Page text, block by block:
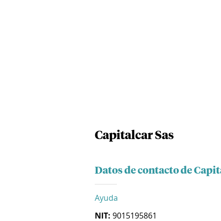
Capitalcar Sas
Datos de contacto de
Ayuda
NIT: 9015195861